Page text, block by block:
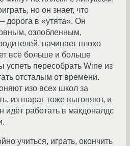
но он знает, что
дорога в «утята». Он
озлобленным,
начинает плохо
всё больше и больше
успеть пересобрать Wine из
отсталым от времени.
изо всех школ за
из шараг тоже выгоняют, и
идёт работать в макдоналдс
учиться, играть, окончить